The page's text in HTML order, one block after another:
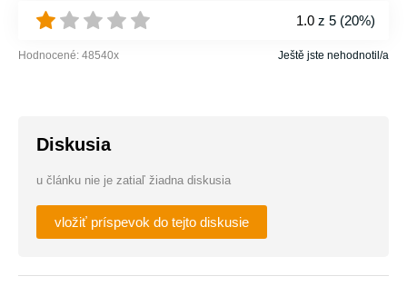
1.0 z 5 (20%)
Hodnocené: 48540x Ještě jste nehodnotil/a
Diskusia
u článku nie je zatiaľ žiadna diskusia
vložiť príspevok do tejto diskusie